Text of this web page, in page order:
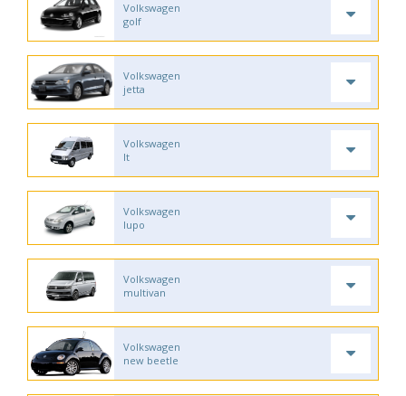
Volkswagen
golf
Volkswagen
jetta
Volkswagen
lt
Volkswagen
lupo
Volkswagen
multivan
Volkswagen
new beetle